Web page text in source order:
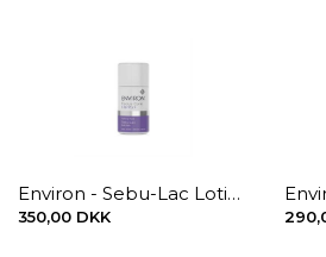
Environ - Sebu-Lac Lotion 60 ml.
350,00 DKK